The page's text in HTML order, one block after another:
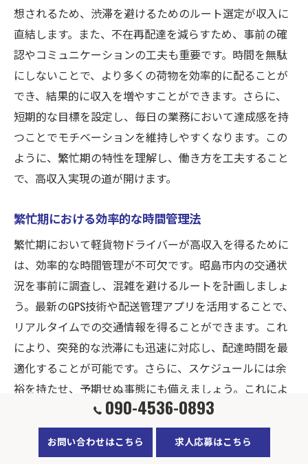
想されるため、渋滞を避けるためのルート選定が収入に
直結します。また、不在再配達を減らすため、事前の確
認やコミュニケーションの工夫も重要です。時間を無駄
にしないことで、より多くの荷物を効率的に配ることが
でき、結果的に収入を増やすことができます。さらに、
短期的な目標を設定し、毎日の業務において達成感を持
つことでモチベーションを維持しやすくなります。この
ように、繁忙期の特性を理解し、働き方を工夫すること
で、高収入実現の道が開けます。
繁忙期における効率的な時間管理法
繁忙期において軽貨物ドライバーが高収入を得るために
は、効率的な時間管理が不可欠です。昭島市内の交通状
況を事前に調査し、混雑を避けるルートを計画しましょ
う。最新のGPS技術や配送管理アプリを活用することで、
リアルタイムでの交通情報を得ることができます。これ
により、突発的な渋滞にも迅速に対応し、配達時間を最
適化することが可能です。さらに、スケジュールには余
裕を持たせ、予期せぬ事態にも備えましょう。これによ
り、安定した配送業務を維持し、結果として収入を最大
化することができます。本記事を通じて、ぜひ効率的な
時間管理術を身につけ、高収入を実現してみてくださ
090-4536-0893
お問い合わせはこちら 求人応募はこちら